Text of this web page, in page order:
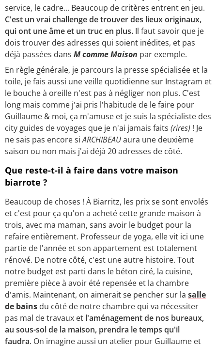
service, le cadre... Beaucoup de critères entrent en jeu.
C'est un vrai challenge de trouver des lieux originaux,
qui ont une âme et un truc en plus. Il faut savoir que je
dois trouver des adresses qui soient inédites, et pas
déjà passées dans M comme Maison par exemple.
En règle générale, je parcours la presse spécialisée et la
toile, je fais aussi une veille quotidienne sur Instagram et
le bouche à oreille n'est pas à négliger non plus. C'est
long mais comme j'ai pris l'habitude de le faire pour
Guillaume & moi, ça m'amuse et je suis la spécialiste des
city guides de voyages que je n'ai jamais faits (rires) ! Je
ne sais pas encore siARCHIBEAUaura une deuxième
saison ou non mais j'ai déjà 20 adresses de côté.
Que reste-t-il à faire dans votre maison
biarrote ?
Beaucoup de choses ! À Biarritz, les prix se sont envolés
et c'est pour ça qu'on a acheté cette grande maison à
trois, avec ma maman, sans avoir le budget pour la
refaire entièrement. Professeur de yoga, elle vit ici une
partie de l'année et son appartement est totalement
rénové. De notre côté, c'est une autre histoire. Tout
notre budget est parti dans le béton ciré, la cuisine,
première pièce à avoir été repensée et la chambre
d'amis. Maintenant, on aimerait se pencher sur la salle
de bains du côté de notre chambre qui va nécessiter
pas mal de travaux et l'aménagement de nos bureaux,
au sous-sol de la maison, prendra le temps qu'il
faudra. On imagine aussi un atelier pour Guillaume et